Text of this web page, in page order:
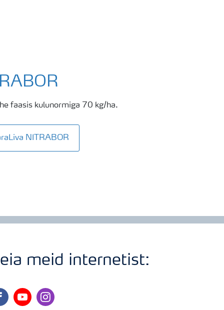
faasis kulunormiga 70 kg/ha.
NITRABOR
meid internetist:
youtubeinstagram